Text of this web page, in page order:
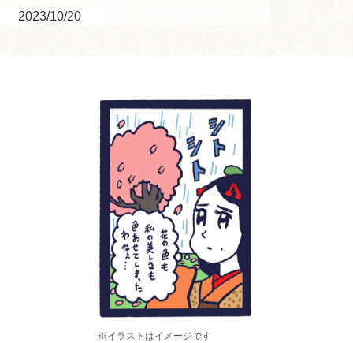
2023/10/20
※イラストはイメージです